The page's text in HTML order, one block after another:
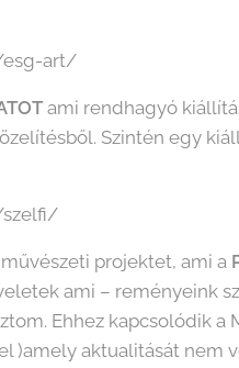
esg-art/
ami rendhagyó
Szintén egy
szelfi/
projektet, ami a
ami – reményeink
Ehhez kapcsolódik a
)amely aktualitását nem